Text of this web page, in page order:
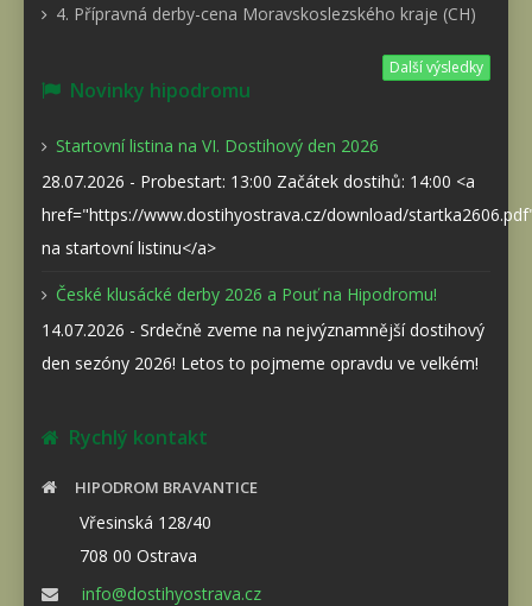
4. Přípravná derby-cena Moravskoslezského kraje (CH)
Další výsledky
Novinky hipodromu
Startovní listina na VI. Dostihový den 2026
28.07.2026 - Probestart: 13:00 Začátek dostihů: 14:00 <a
href="https://www.dostihyostrava.cz/download/
na startovní listinu</a>
České klusácké derby 2026 a Pouť na Hipodromu!
14.07.2026 - Srdečně zveme na nejvýznamnější dostihový
den sezóny 2026! Letos to pojmeme opravdu ve velkém!
Rychlý kontakt
HIPODROM BRAVANTICE
Vřesinská 128/40
708 00 Ostrava
info@dostihyostrava.cz